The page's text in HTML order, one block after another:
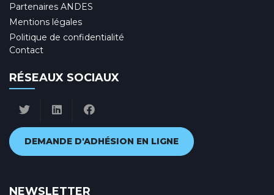
Partenaires ANDES
Mentions légales
Politique de confidentialité
Contact
RÉSEAUX SOCIAUX
DEMANDE D'ADHÉSION EN LIGNE
NEWSLETTER